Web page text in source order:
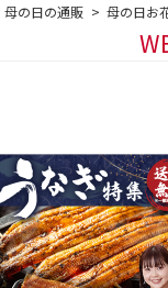
母の日の通販 > 母の日お